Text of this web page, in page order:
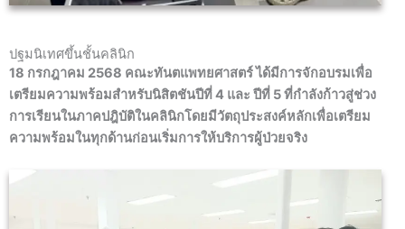
ปฐมนิเทศขึ้นชั้นคลินิก
18 กรกฎาคม 2568 คณะทันตแพทยศาสตร์ ได้มีการจักอบรมเพื่อ
เตรียมความพร้อมสำหรับนิสิตชันปีที่ 4 และ ปีที่ 5 ที่กำลังก้าวสู่ช่วง
การเรียนในภาคปฎิบัติในคลินิกโดยมีวัตถุประสงค์หลักเพื่อเตรียม
ความพร้อมในทุกด้านก่อนเริ่มการให้บริการผู้ป่วยจริง